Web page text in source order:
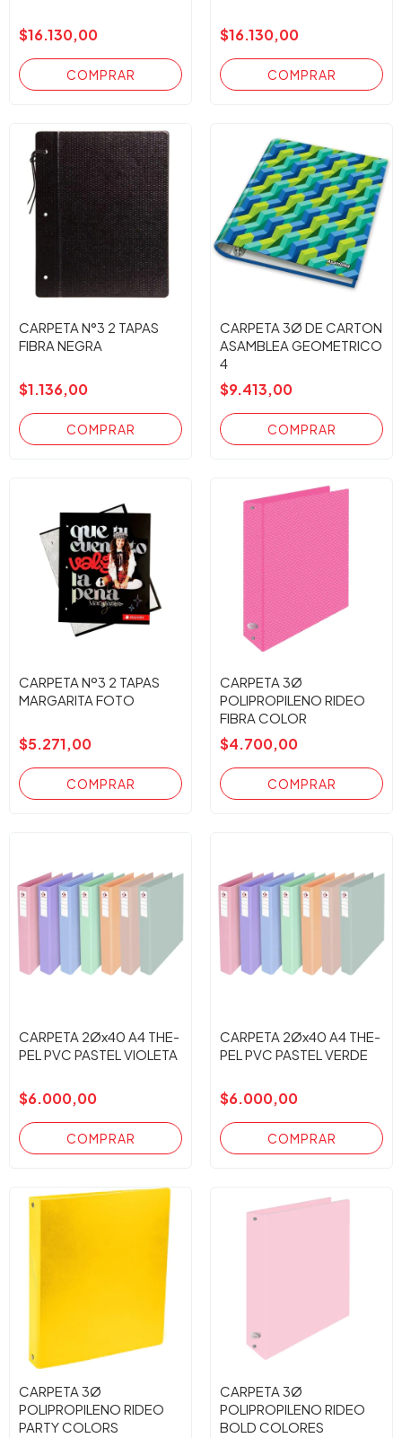
$16.130,00 $16.130,00
CARPETA N°3 2 TAPAS
FIBRA NEGRA
$1.136,00
CARPETA 3Ø DE CARTON
ASAMBLEA GEOMETRICO
4
$9.413,00
CARPETA Nº3 2 TAPAS
MARGARITA FOTO
$5.271,00
CARPETA 3Ø
POLIPROPILENO RIDEO
FIBRA COLOR
$4.700,00
CARPETA 2Øx40 A4 THE-
PEL PVC PASTEL VIOLETA
$6.000,00
CARPETA 2Øx40 A4 THE-
PEL PVC PASTEL VERDE
$6.000,00
CARPETA 3Ø
POLIPROPILENO RIDEO
PARTY COLORS
CARPETA 3Ø
POLIPROPILENO RIDEO
BOLD COLORES